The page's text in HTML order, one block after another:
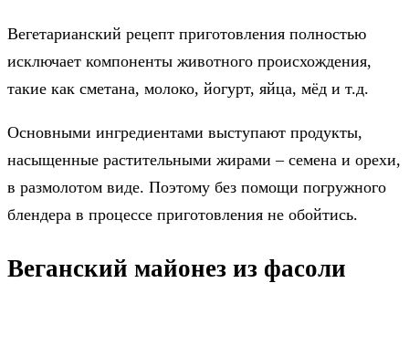
Вегетарианский рецепт приготовления полностью
исключает компоненты животного происхождения,
такие как сметана, молоко, йогурт, яйца, мёд и т.д.
Основными ингредиентами выступают продукты,
насыщенные растительными жирами – семена и орехи,
в размолотом виде. Поэтому без помощи погружного
блендера в процессе приготовления не обойтись.
Веганский майонез из фасоли